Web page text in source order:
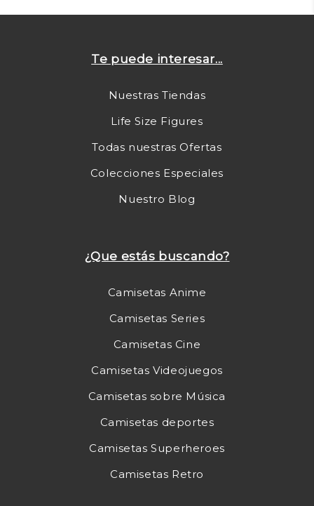
Te puede interesar...
Nuestras Tiendas
Life Size Figures
Todas nuestras Ofertas
Colecciones Especiales
Nuestro Blog
¿Que estás buscando?
Camisetas Anime
Camisetas Series
Camisetas Cine
Camisetas Videojuegos
Camisetas sobre Música
Camisetas deportes
Camisetas Superheroes
Camisetas Retro